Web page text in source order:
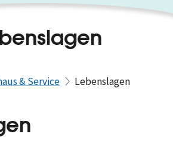
& Service Lebenslagen